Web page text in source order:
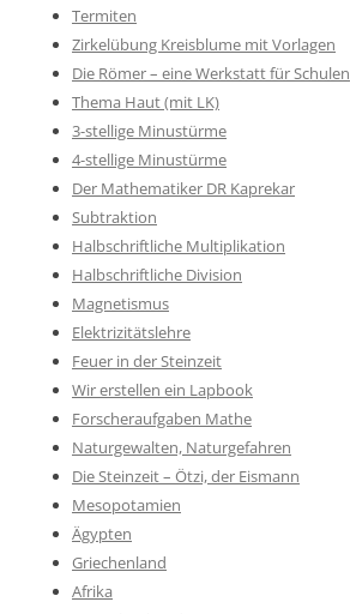
Termiten
Zirkelübung Kreisblume mit Vorlagen
Die Römer – eine Werkstatt für Schulen
Thema Haut (mit LK)
3-stellige Minustürme
4-stellige Minustürme
Der Mathematiker DR Kaprekar
Subtraktion
Halbschriftliche Multiplikation
Halbschriftliche Division
Magnetismus
Elektrizitätslehre
Feuer in der Steinzeit
Wir erstellen ein Lapbook
Forscheraufgaben Mathe
Naturgewalten, Naturgefahren
Die Steinzeit – Ötzi, der Eismann
Mesopotamien
Ägypten
Griechenland
Afrika